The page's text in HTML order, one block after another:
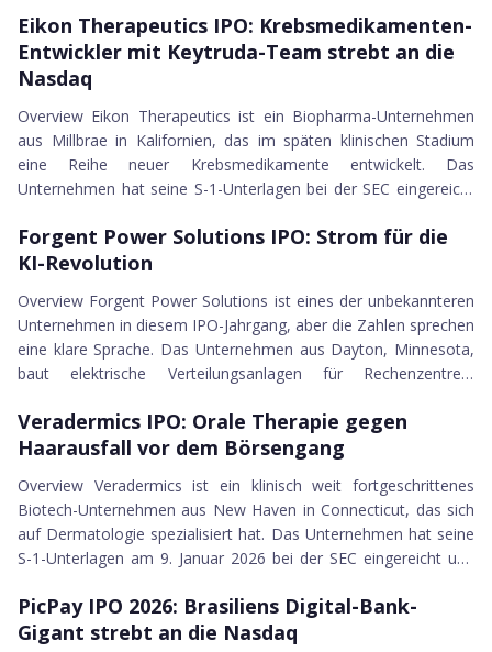
Knorex Ltd.
Pattern Group Inc.
Netskope Inc.
StubHub Holdings
WaterBridge Infrastructure LLC
Black Rock Coffee Bar Inc.
Gemini Space Station Inc.
Legence Corp.
Via Transportation Inc.
LB Pharmaceuticals
Klarna Group plc
Miami International Holdings Inc.
Bullish
Avidbank Holdings
DarkIris
Heartflow Inc.
Firefly Aerospace Inc.
WhiteFiber Inc.
Figma
Shoulder Innovations Inc.
Ambiq Micro
Accelerant Holdings
McGraw Hill
Carlsmed Inc.
NIQ Global Intelligence
hat und auch nach dem IPO als "Controlled Company" die
Kontrolle behalten wird. Gegründet wurde Bob's 1991 vom
namensgebenden Bob Kaufman im US-Bundesstaat
Eikon Therapeutics IPO
Eikon Therapeutics IPO: Krebsmedikamenten-
Entwickler mit Keytruda-Team strebt an die
Nasdaq
Overview Eikon Therapeutics ist ein Biopharma-Unternehmen
aus Millbrae in Kalifornien, das im späten klinischen Stadium
eine Reihe neuer Krebsmedikamente entwickelt. Das
Unternehmen hat seine S-1-Unterlagen bei der SEC eingereicht
Ticker-Symbol EIKN. Als Konsortialführer wurden J.P. Morgan,
Morgan Stanley, BofA Securities und Cantor mandatiert.
Unternehmens ist aber sein Manageme...
Forgent Power Solutions IPO
09.01.2026
Forgent Power Solutions IPO: Strom für die
KI-Revolution
Overview Forgent Power Solutions ist eines der unbekannteren
Unternehmen in diesem IPO-Jahrgang, aber die Zahlen sprechen
eine klare Sprache. Das Unternehmen aus Dayton, Minnesota,
baut elektrische Verteilungsanlagen für Rechenzentren,
Ohne die Produkte von Forgent kommt kein Strom sicher und
zuverlässig dort an, wo er gebraucht wird. Die Vorgeschichte
organisch, sondern durc...
Veradermics IPO
Veradermics IPO: Orale Therapie gegen
Haarausfall vor dem Börsengang
Overview Veradermics ist ein klinisch weit fortgeschrittenes
Biotech-Unternehmen aus New Haven in Connecticut, das sich
auf Dermatologie spezialisiert hat. Das Unternehmen hat seine
S-1-Unterlagen am 9. Januar 2026 bei der SEC eingereicht und
Ticker-Symbol MANE. Gegründet wurde Veradermics 2019 von
den beiden Dermatologen Reid Waldman und Tim Durso. Die
PicPay IPO 2026
PicPay IPO 2026: Brasiliens Digital-Bank-
Gigant strebt an die Nasdaq